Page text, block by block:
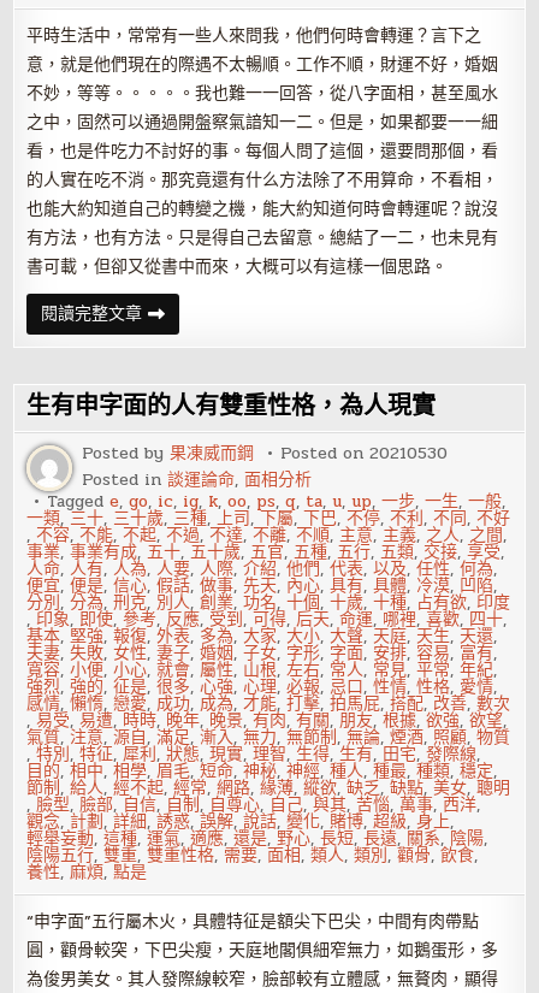
平時生活中，常常有一些人來問我，他們何時會轉運？言下之
意，就是他們現在的際遇不太暢順。工作不順，財運不好，婚姻
不妙，等等。。。。。我也難一一回答，從八字面相，甚至風水
之中，固然可以通過開盤察氣諳知一二。但是，如果都要一一細
看，也是件吃力不討好的事。每個人問了這個，還要問那個，看
的人實在吃不消。那究竟還有什么方法除了不用算命，不看相，
也能大約知道自己的轉變之機，能大約知道何時會轉運呢？說沒
有方法，也有方法。只是得自己去留意。總結了一二，也未見有
書可載，但卻又從書中而來，大概可以有這樣一個思路。
閱讀完整文章怎
樣
知
自
己
即
將
時
來
運
轉
生有申字面的人有雙重性格，為人現實
Posted by果凍威而鋼 Posted on20210530
Posted in談運論命,面相分析
Taggede,go, ic, ig, k,oo, ps,q, ta,u,up,一步,一生,一般,
一類,三十, 三十歲, 三種,上司,下屬,下巴,不停,不利,不同,不好
,不容,不能,不起,不過,不達,不離,不順,主意,主義, 之人, 之間,
事業,事業有成,五十,五十歲,五官,五種,五行,五類, 交接,享受,
人命,人有,人為,人要,人際,介紹,他們,代表,以及,任性,何為,
便宜,便是,信心,假話,做事,先天, 內心,具有,具體, 冷漠, 凹陷,
分別,分為,刑克, 別人,創業,功名,十個,十歲,十種, 占有欲, 印度
,印象, 即使,參考, 反應, 受到,可得,后天,命運, 哪裡,喜歡, 四十,
基本,堅強,報復,外表, 多為,大家,大小,大聲, 天庭, 天生, 天還,
夫妻,失敗,女性,妻子,婚姻,子女, 字形, 字面, 安排,容易, 富有,
寬容,小便,小心,就會,屬性, 山根,左右, 常人, 常見,平常,年紀,
強烈,強的,征是,很多,心強,心理,必報, 忌口,性情,性格, 愛情,
感情,懶惰,戀愛, 成功, 成為,才能,打擊,拍馬屁,搭配, 改善,數次
,易受,易遭, 時時, 晚年, 晚景,有肉,有關,朋友,根據,欲強,欲望,
氣質, 注意,源自,滿足,漸入,無力,無節制,無論,煙酒, 照顧,物質
,特別,特征,犀利,狀態,現實,理智,生得,生有, 田宅,發際線,
目的,相中,相學,眉毛,短命,神秘,神經,種人,種最,種類,穩定,
節制,給人,經不起,經常,網路,緣薄,縱欲,缺乏,缺點,美女,聰明
,臉型,臉部, 自信, 自制, 自尊心, 自己,與其,苦惱,萬事,西洋,
觀念, 計劃,詳細,誘惑,誤解,說話,變化,賭博,超級,身上,
輕舉妄動,這種,運氣,適應,還是,野心,長短,長遠, 關系, 陰陽,
陰陽五行,雙重,雙重性格, 需要,面相,類人,類別,顴骨,飲食,
養性,麻煩,點是
“申字面”五行屬木火，具體特征是額尖下巴尖，中間有肉帶點
圓，顴骨較突，下巴尖瘦，天庭地閣俱細窄無力，如鵝蛋形，多
為俊男美女。其人發際線較窄，臉部較有立體感，無贅肉，顯得